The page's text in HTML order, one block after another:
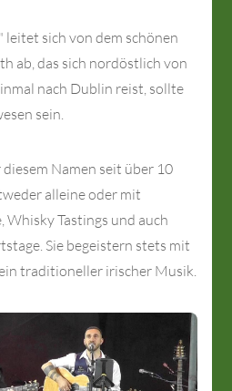
leitet sich von dem schönen
ab, das sich nordöstlich von
nach Dublin reist, sollte
sein.
Namen seit über 10
alleine oder mit
Whisky Tastings und auch
Sie begeistern stets mit
traditioneller irischer Musik.